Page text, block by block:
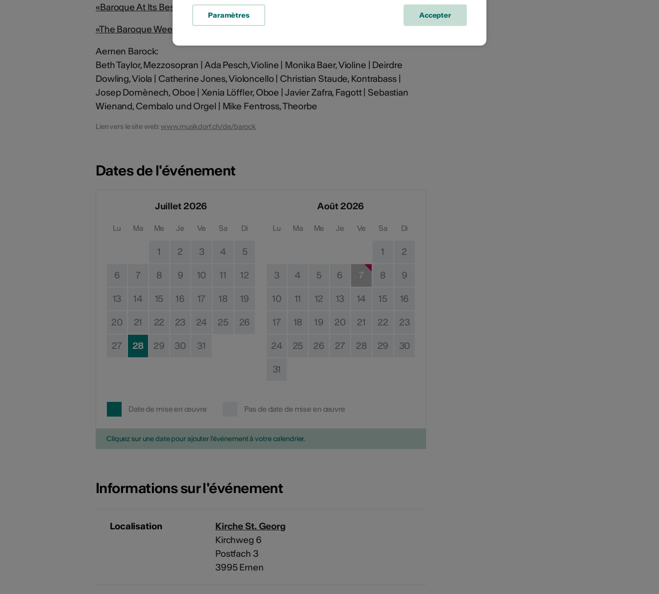
«Baroque At Its Best», Juli 2017, von Sarah Batschelet
«The Baroque Weeks Begin!», Juli 2015, von Sarah Batschelet
Aernen Barock:
Beth Taylor, Mezzosopran | Ada Pesch, Violine | Monika Baer, Violine | Deirdre
Dowling, Viola | Catherine Jones, Violoncello | Christian Staude, Kontrabass |
Josep Domènech, Oboe | Xenia Löffler, Oboe | Javier Zafra, Fagott | Sebastian
Wienand, Cembalo und Orgel | Mike Fentross, Theorbe
Lien vers le site web:www.musikdorf.ch/de/barock
Dates de l'événement
Juillet 2026
Lu Ma Me Je Ve Sa Di
1 2 3 4 5
6 7 8 9 10 11 12
13 14 15 16 17 18 19
20 21 22 23 24 25 26
27 28 29 30 31
Août 2026
Lu Ma Me Je Ve Sa Di
1 2
3 4 5 6 7 8 9
10 11 12 13 14 15 16
17 18 19 20 21 22 23
24 25 26 27 28 29 30
31
Date de mise en œuvre Pas de date de mise en œuvre
Cliquez sur une date pour ajouter l'événement à votre calendrier.
Informations sur l'événement
Localisation
Kirche St. Georg
Kirchweg 6
Postfach 3
3995 Ernen
Paramètres Accepter